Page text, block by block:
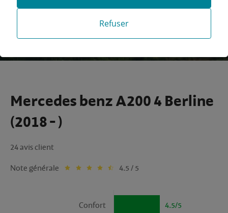
Mercedes benz A200 4 Berline
(2018 - )
24 avis client
Note générale 4.5 / 5
4.5/5
Confort
Refuser